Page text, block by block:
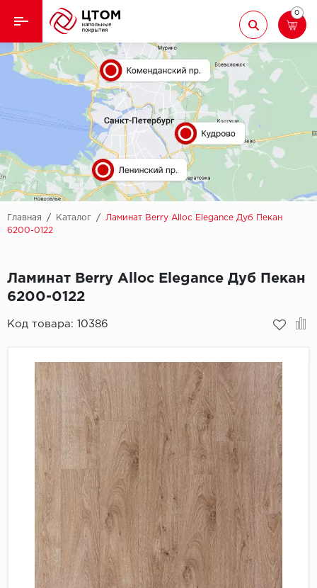
Назад
Кварцвиниловая плитка
Назад
Aberhof
Adelar
Alfa
AllureFloor
Alpine floor
Arbiton
Bonkeel
Classen
CorkArt Vinyl
CronaFloor
Damy Floor
Decoria
Dolce Flooring
Ламинат
Ковролин
Линолеум
Паркет
Плинтус
0
Главная / Каталог /
Ламинат Berry Alloc Elegance Дуб Пекан
6200-0122
Ламинат Berry Alloc Elegance Дуб Пекан
6200-0122
Код товара: 10386